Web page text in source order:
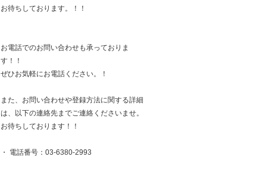
お待ちしております。！！
お電話でのお問い合わせも承っておりま
す！！
ぜひお気軽にお電話ください。！
また、お問い合わせや登録方法に関する詳細
は、以下の連絡先までご連絡くださいませ。
お待ちしております！！
・ 電話番号：03-6380-2993